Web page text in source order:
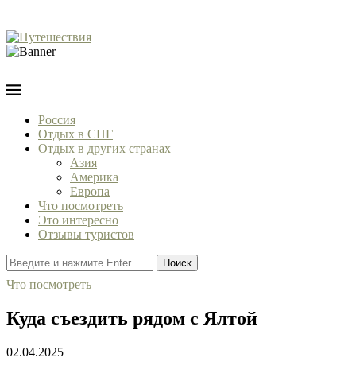
Россия
Отдых в СНГ
Отдых в других странах
Азия
Америка
Европа
Что посмотреть
Это интересно
Отзывы туристов
Поиск
Что посмотреть
Куда съездить рядом с Ялтой
02.04.2025